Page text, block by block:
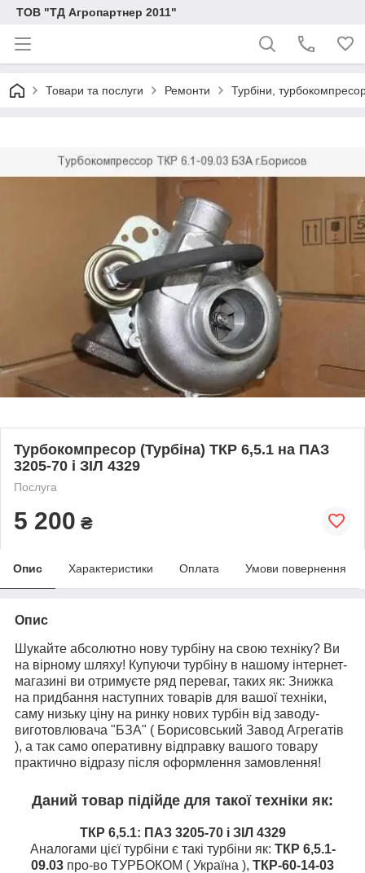
ТОВ "ТД Агропартнер 2011"
Товари та послуги Ремонти Турбіни,
Турбокомпресор (Турбіна) ТКР 6,5.1 на ПАЗ
3205-70 і ЗІЛ 4329
Послуга
5 200 ₴
Опис Характеристики Оплата Умови повернення
Опис
Шукайте абсолютно нову турбіну на свою техніку? Ви
на вірному шляху! Купуючи турбіну в нашому інтернет-
магазині ви отримуєте ряд переваг, таких як: Знижка
на придбання наступних товарів для вашої техніки,
саму низьку ціну на ринку нових турбін від заводу-
виготовлювача "БЗА" ( Борисовський Завод Агрегатів
), а так само оперативну відправку вашого товару
практично відразу після оформлення замовлення!
Даний товар підійде для такої техніки як:
ТКР 6,5.1: ПАЗ 3205-70 і ЗІЛ 4329
Аналогами цієї турбіни є такі турбіни як: ТКР 6,5.1-
09.03 про-во ТУРБОКОМ ( Україна ), ТКР-60-14-03